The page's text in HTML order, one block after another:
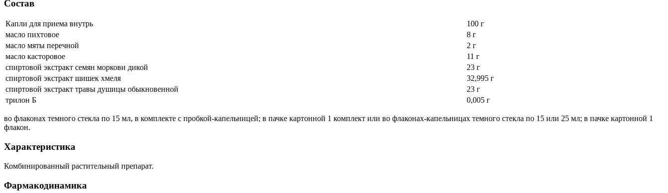
Состав
Капли для приема внутрь
100 г
масло пихтовое
8 г
масло мяты перечной
2 г
масло касторовое
11 г
спиртовой экстракт семян моркови дикой
23 г
спиртовой экстракт шишек хмеля
32,995 г
спиртовой экстракт травы душицы обыкновенной
23 г
трилон Б
0,005 г
во флаконах темного стекла по 15 мл, в комплекте с пробкой-капельницей; в пачке картонной 1 комплект или во флаконах-капельницах темного стекла по 15 или 25 мл; в пачке картонной 1
флакон.
Характеристика
Комбинированный растительный препарат.
Фармакодинамика